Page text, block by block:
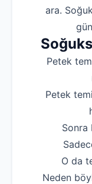
ara.
Petek
Petek
Sonra
O da
Neden